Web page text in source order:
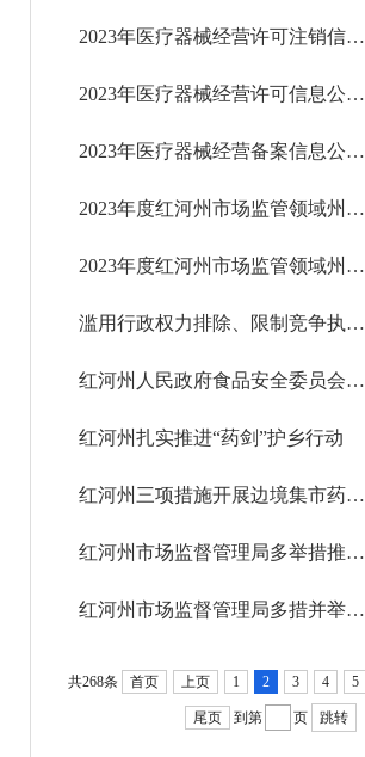
民政信息公开
2023年医疗器械经营许可注销信息公示（2023年第3期）
2023年医疗器械经营许可信息公示（2023年第3期）
2023年医疗器械经营备案信息公示（2023年第3期）
2023年度红河州市场监管领域州级部门联合双随机抽查工作计划
2023年度红河州市场监管领域州级部门双随机抽查工作计划
滥用行政权力排除、限制竞争执法约谈工作指引
红河州人民政府食品安全委员会办公室关于建水县、开远市创建全省食品安全示范县（市）州级复 ...
红河州扎实推进“药剑”护乡行动
红河州三项措施开展边境集市药品经营专项检查行动
红河州市场监督管理局多举措推进药品安全巩固提升行动
红河州市场监督管理局多措并举推动食品安全“两个责任”落实
共268条 首页 上页 1 2 3 4 5
尾页 到第 页 跳转